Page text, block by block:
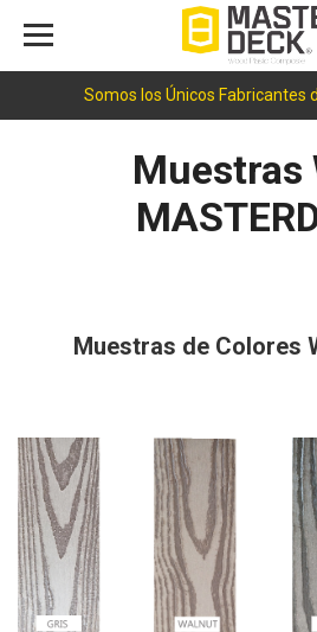
Somos los Únicos Fabricantes
Muestras
Muestras de Colores